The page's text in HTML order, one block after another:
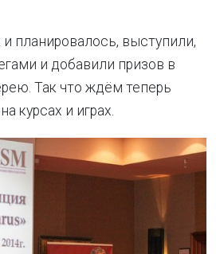
планировалось, выступили,
и добавили призов в
Так что ждём теперь
курсах и играх.